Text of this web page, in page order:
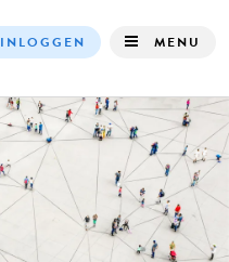
navigation
INLOGGEN MENU